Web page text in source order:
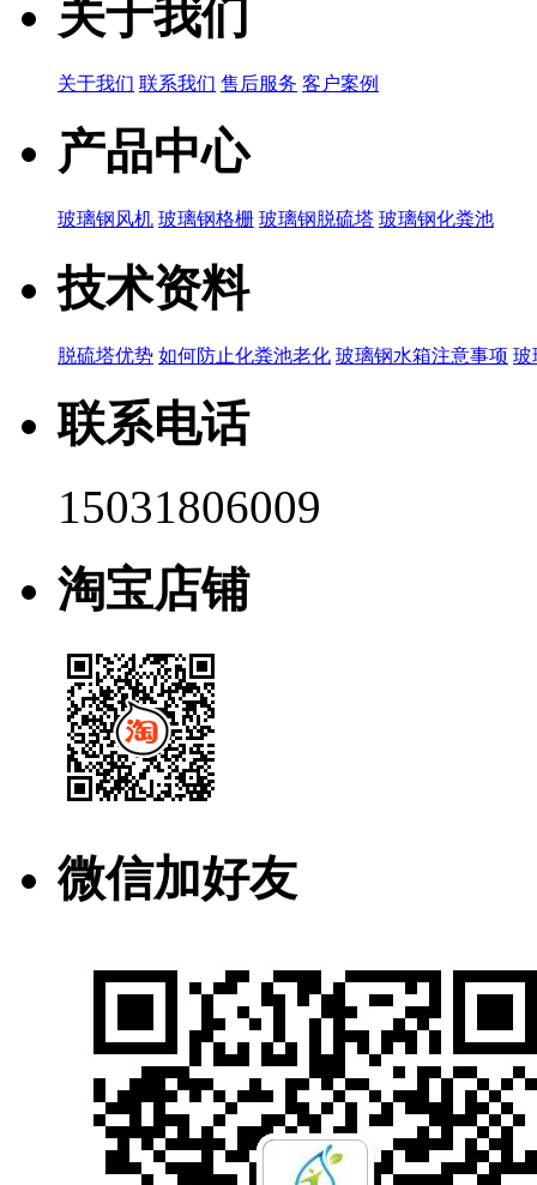
关于我们
关于我们 联系我们 售后服务 客户案例
产品中心
玻璃钢风机 玻璃钢格栅 玻璃钢脱硫塔 玻璃钢化粪池
技术资料
脱硫塔优势 如何防止化粪池老化 玻璃钢水箱注意事项 玻
联系电话
15031806009
淘宝店铺
微信加好友